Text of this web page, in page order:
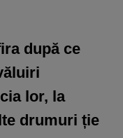
după ce
lor, la
drumuri ție